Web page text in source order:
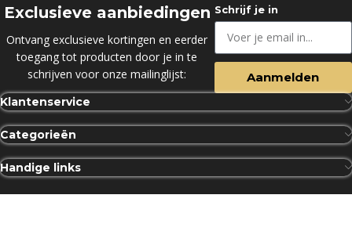
Exclusieve aanbiedingen
Ontvang exclusieve kortingen en eerder
toegang tot producten door je in te
schrijven voor onze mailinglijst:
Schrijf je in
Aanmelden
Klantenservice
Categorieën
Handige links